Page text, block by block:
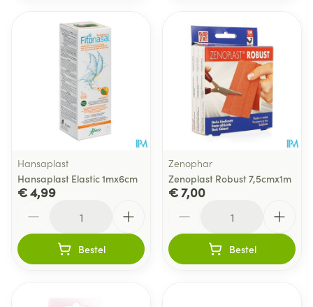
Hansaplast
Hansaplast Elastic 1mx6cm
€ 4,99
Bestel
Zenophar
Zenoplast Robust 7,5cmx1m
€ 7,00
Bestel